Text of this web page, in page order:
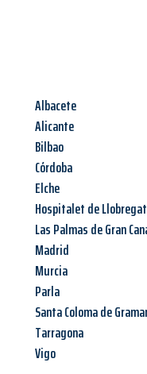
Albacete
Alicante
Bilbao
Córdoba
Elche
Hospitalet de Llobregat
Las Palmas de Gran
Madrid
Murcia
Parla
Santa Coloma de
Tarragona
Vigo